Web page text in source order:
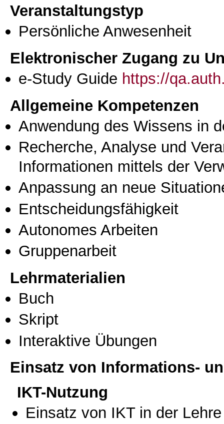
Veranstaltungstyp
Persönliche Anwesenheit
Elektronischer Zugang zu
e-Study Guide https://
Allgemeine Kompetenzen
Anwendung des Wissens in
Recherche, Analyse und
Informationen mittels der
Anpassung an neue
Entscheidungsfähigkeit
Autonomes Arbeiten
Gruppenarbeit
Lehrmaterialien
Buch
Skript
Interaktive Übungen
Einsatz von Informations-
IKT-Nutzung
Einsatz von IKT in der Lehre